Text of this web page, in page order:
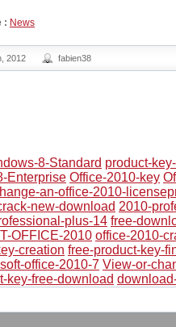
: News
2012 fabien38
8-Standard product-
Enterprise Office-2010-key
an-office-2010-
new-download 2010-
plus-14 free-
OFFICE-2010 office-2010-
creation free-product-key-
office-2010-7 View-or-
key-free-download